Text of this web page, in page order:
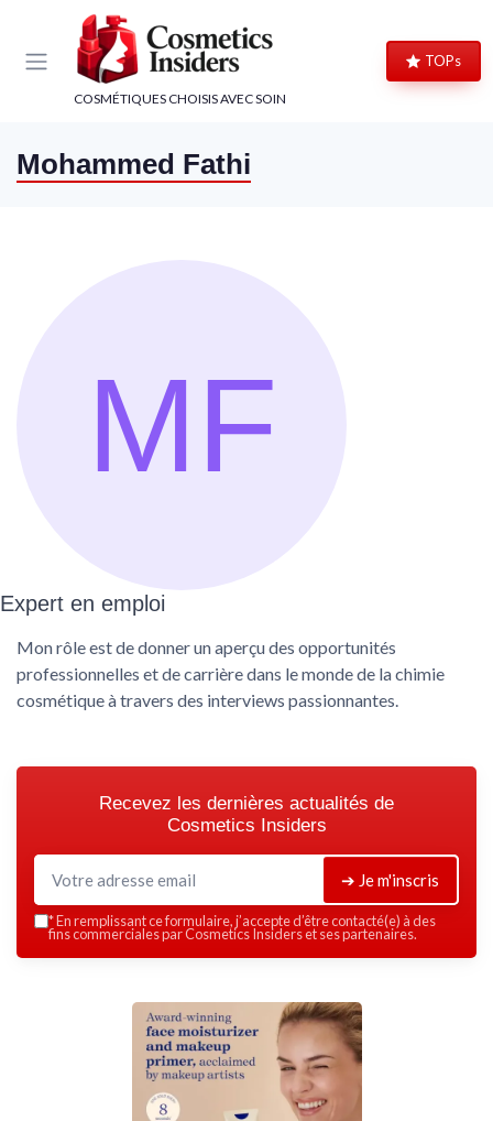
COSMÉTIQUES CHOISIS AVEC SOIN
TOPs
Mohammed Fathi
Expert en emploi
Mon rôle est de donner un aperçu des opportunités
professionnelles et de carrière dans le monde de la chimie
cosmétique à travers des interviews passionnantes.
Recevez les dernières actualités de
Cosmetics Insiders
➔ Je m'inscris
*En remplissant ce formulaire, j’accepte d’être contacté(e) à des
fins commerciales par Cosmetics Insiders et ses partenaires.
Panneau de gestion des cookies